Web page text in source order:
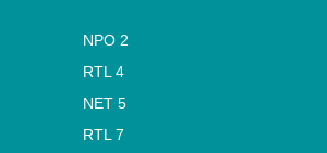
NPO 2
RTL 4
NET 5
RTL 7